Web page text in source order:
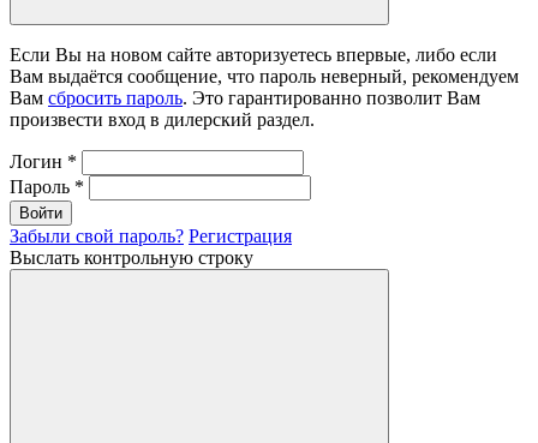
Если Вы на новом сайте авторизуетесь впервые, либо если
Вам выдаётся сообщение, что пароль неверный, рекомендуем
Вам сбросить пароль. Это гарантированно позволит Вам
произвести вход в дилерский раздел.
Логин *
Пароль *
Войти
Забыли свой пароль? Регистрация
Выслать контрольную строку